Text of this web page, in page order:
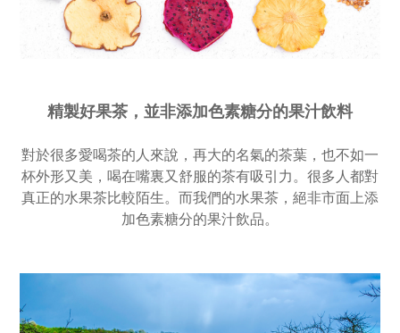
精製好果茶，並非添加色素糖分的果汁飲料
對於很多愛喝茶的人來說，再大的名氣的茶葉，也不如一
杯外形又美，喝在嘴裏又舒服的茶有吸引力。 很多人都對
真正的水果茶比較陌生。而我們的水果茶，絕非市面上添
加色素糖分的果汁飲品。